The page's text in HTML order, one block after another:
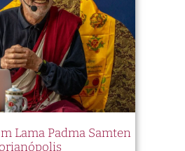
Lama Padma Samten